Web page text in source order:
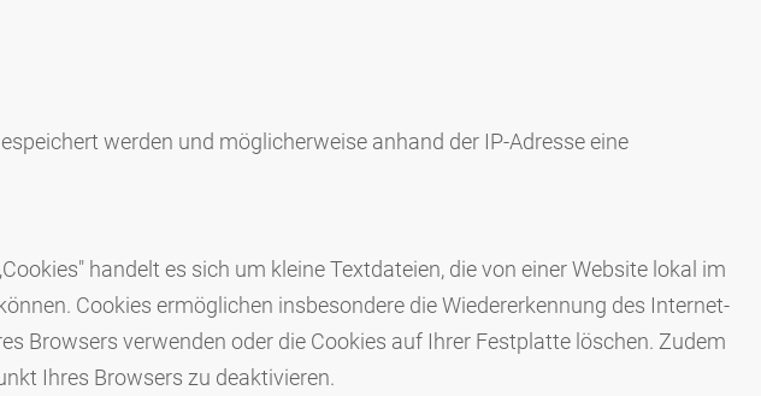
werden und möglicherweise anhand der IP-Adresse eine
handelt es sich um kleine Textdateien, die von einer Website lokal im
Cookies ermöglichen insbesondere die Wiedererkennung des Internet-
Browsers verwenden oder die Cookies auf Ihrer Festplatte löschen. Zudem
Ihres Browsers zu deaktivieren.